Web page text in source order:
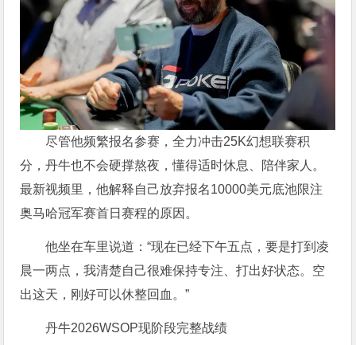
尽管他频繁报名参赛，全力冲击25K幻想联赛积
分，丹牛也不会硬撑熬夜，懂得适时休息、陪伴家人。
最新视频里，他解释自己放弃报名10000美元底池限注
奥马哈冠军赛首日赛程的原因。
他坐在车里说道：“现在已经下午五点，要是打到凌
晨一两点，我清楚自己很难保持专注、打出好状态。空
出这天，刚好可以休整回血。”
丹牛2026WSOP现阶段完整战绩